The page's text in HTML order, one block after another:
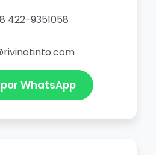
422-9351058
WhatsApp